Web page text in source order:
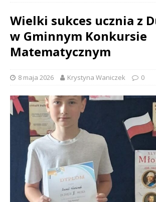
Wielki sukces ucznia z
w Gminnym Konkursie
Matematycznym
8 maja 2026 Krystyna Waniczek 0